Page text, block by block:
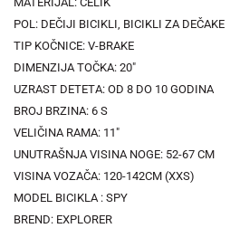
POL: DEČIJI BICIKLI, BICIKLI ZA DEČAKE
TIP KOČNICE: V-BRAKE
DIMENZIJA TOČKA: 20"
UZRAST DETETA: OD 8 DO 10 GODINA
BROJ BRZINA: 6 S
VELIČINA RAMA: 11"
UNUTRAŠNJA VISINA NOGE: 52-67 CM
VISINA VOZAČA: 120-142CM (XXS)
MODEL BICIKLA : SPY
BREND: EXPLORER